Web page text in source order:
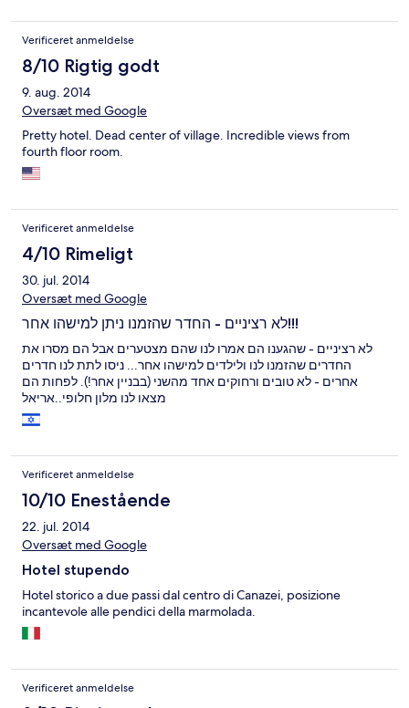
Verificeret anmeldelse
8/10 Rigtig godt
9. aug. 2014
Oversæt med Google
Pretty hotel. Dead center of village. Incredible views from
fourth floor room.
Verificeret anmeldelse
4/10 Rimeligt
30. jul. 2014
Oversæt med Google
לא רציניים - החדר שהזמנו ניתן למישהו אחר!!!
לא רציניים - שהגענו הם אמרו לנו שהם מצטערים אבל הם מסרו את
החדרים שהזמנו לנו ולילדים למישהו אחר... ניסו לתת לנו חדרים
אחרים - לא טובים ורחוקים אחד מהשני (בבניין אחר!). לפחות הם
מצאו לנו מלון חלופי..אריאל
Verificeret anmeldelse
10/10 Enestående
22. jul. 2014
Oversæt med Google
Hotel stupendo
Hotel storico a due passi dal centro di Canazei, posizione
incantevole alle pendici della marmolada.
Verificeret anmeldelse